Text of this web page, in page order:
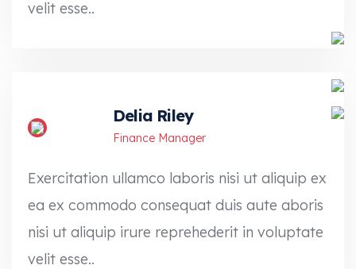
velit esse..
Delia Riley
Finance Manager
Exercitation ullamco laboris nisi ut aliquip ex
ea ex commodo consequat duis aute aboris
nisi ut aliquip irure reprehederit in voluptate
velit esse..